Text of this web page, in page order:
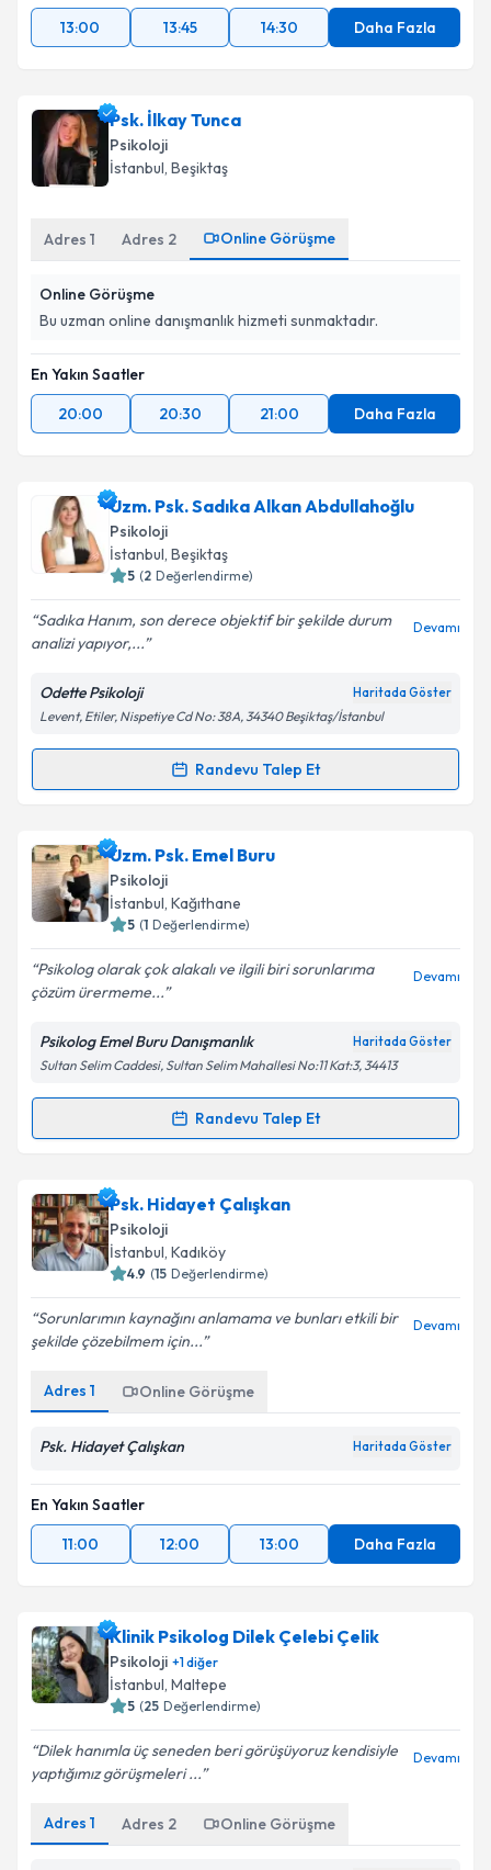
13:00
13:45 14:30 Daha Fazla
Psk. İlkay Tunca
Psikoloji
İstanbul, Beşiktaş
Adres 1 Adres 2 Online Görüşme
Online Görüşme
Bu uzman online danışmanlık hizmeti sunmaktadır.
En Yakın Saatler
20:00
20:30 21:00 Daha Fazla
Uzm. Psk. Sadıka Alkan Abdullahoğlu
Psikoloji
İstanbul, Beşiktaş
5 (2 Değerlendirme)
Sadıka Hanım, son derece objektif bir şekilde durum
analizi yapıyor,...
Devamı
Odette Psikoloji Haritada Göster
Levent, Etiler, Nispetiye Cd No: 38A, 34340 Beşiktaş/İstanbul
Randevu Talep Et
Randevu Takvimi Talebi
Uzm. Psk. Sadıka Alkan Abdullahoğlu
takvimi talebi oluşturun. Size bu uzmandan randevu
almanız için bir takvim hazırlandığında e-posta ile
bilgilendireceğiz.
E-posta Adresiniz
Kişisel verilerimin işlenmesine ilişkinAydınlatma
Metni'ni okudum ve kişisel verilerimin belirtilen
kapsamda işlenmesini kabul ediyorum.
Uzm. Psk. Emel Buru
Psikoloji
İstanbul, Kağıthane
5 (1 Değerlendirme)
Psikolog olarak çok alakalı ve ilgili biri sorunlarıma
çözüm ürermeme...
Devamı
Psikolog Emel Buru Danışmanlık Haritada Göster
Sultan Selim Caddesi, Sultan Selim Mahallesi No:11 Kat:3, 34413
Randevu Talep Et
Randevu Takvimi Talebi
Uzm. Psk. Emel Buruiçin randevu takvimi talebi
oluşturun. Size bu uzmandan randevu almanız için bir
takvim hazırlandığında e-posta ile bilgilendireceğiz.
Kişisel verilerimin işlenmesine ilişkin
Metni'ni okudum ve kişisel verilerimin belirtilen
kapsamda işlenmesini kabul ediyorum.
Psk. Hidayet Çalışkan
Psikoloji
İstanbul, Kadıköy
4.9 (15 Değerlendirme)
Sorunlarımın kaynağını anlamama ve bunları etkili bir
şekilde çözebilmem için...
Devamı
Adres 1 Online Görüşme
Psk. Hidayet Çalışkan Haritada Göster
En Yakın Saatler
11:00
12:00 13:00 Daha Fazla
Klinik Psikolog Dilek Çelebi Çelik
Psikoloji +1diğer
İstanbul, Maltepe
5 (25 Değerlendirme)
Dilek hanımla üç seneden beri görüşüyoruz kendisiyle
yaptığımız görüşmeleri ...
Devamı
Adres 1 Adres 2 Online Görüşme